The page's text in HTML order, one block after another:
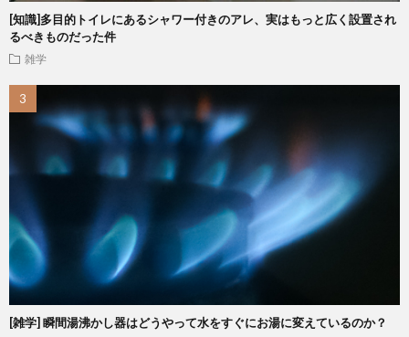
[知識]多目的トイレにあるシャワー付きのアレ、実はもっと広く設置され
るべきものだった件
雑学
[雑学] 瞬間湯沸かし器はどうやって水をすぐにお湯に変えているのか？